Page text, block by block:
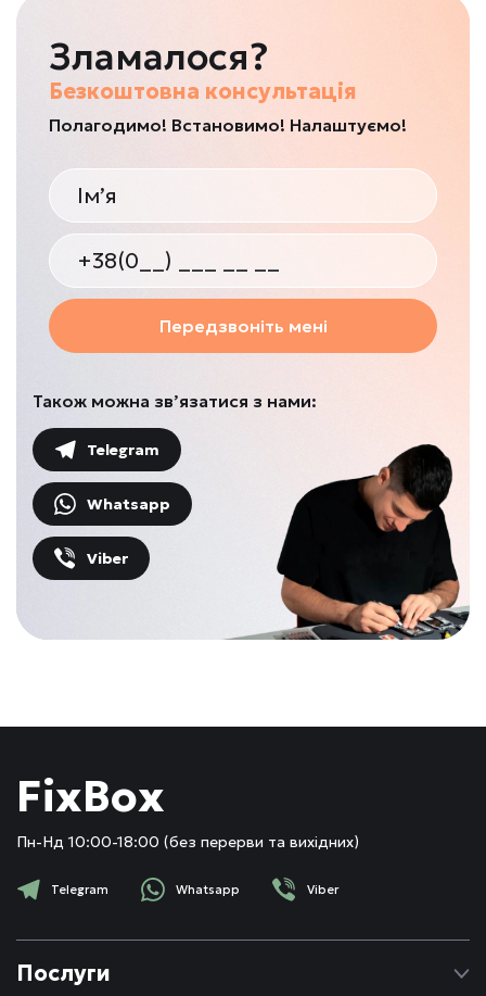
Зламалося?
Безкоштовна консультація
Полагодимо! Встановимо! Налаштуємо!
Передзвоніть мені
Також можна зв’язатися з нами:
Telegram
Whatsapp
Viber
FixBox
Пн-Нд 10:00-18:00 (без перерви та вихідних)
Telegram Whatsapp Viber
Послуги